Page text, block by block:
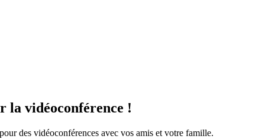
la vidéoconférence !
des vidéoconférences avec vos amis et votre famille.